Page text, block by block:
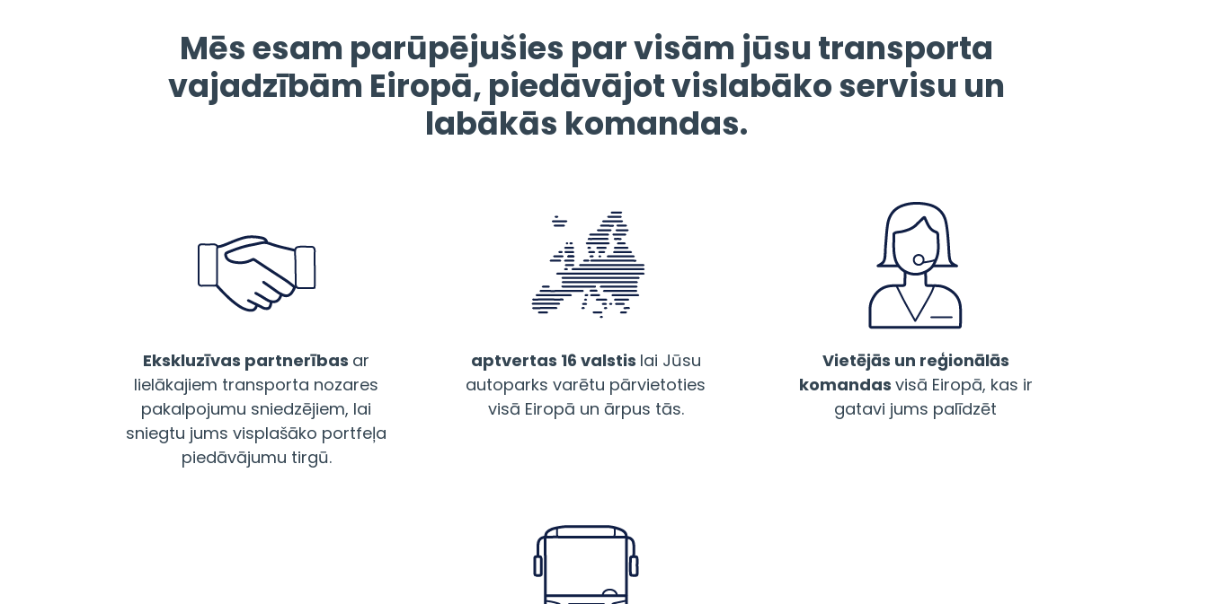
Mēs esam parūpējušies par visām jūsu transporta
vajadzībām Eiropā, piedāvājot vislabāko servisu un
labākās komandas.
Ekskluzīvas partnerības ar
lielākajiem transporta nozares
pakalpojumu sniedzējiem, lai
sniegtu jums visplašāko portfeļa
piedāvājumu tirgū.
aptvertas 16 valstis lai Jūsu
autoparks varētu pārvietoties
visā Eiropā un ārpus tās.
Vietējās un reģionālās
komandas visā Eiropā, kas ir
gatavi jums palīdzēt